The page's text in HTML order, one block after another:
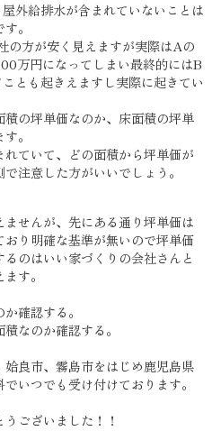
外給排水が含まれていないことは
。
の方が安く見えますが実際はAの
万円になってしまい最終的にはB
とも起きえますし実際に起きてい
の坪単価なのか、床面積の坪単
。
ていて、どの面積から坪単価が
注意した方がいいでしょう。
せんが、先にある通り坪単価は
り明確な基準が無いので坪単価
のはいい家づくりの会社さんと
す。
確認する。
なのか確認する。
良市、霧島市をはじめ鹿児島県
いつでも受け付けております。
ございました！！